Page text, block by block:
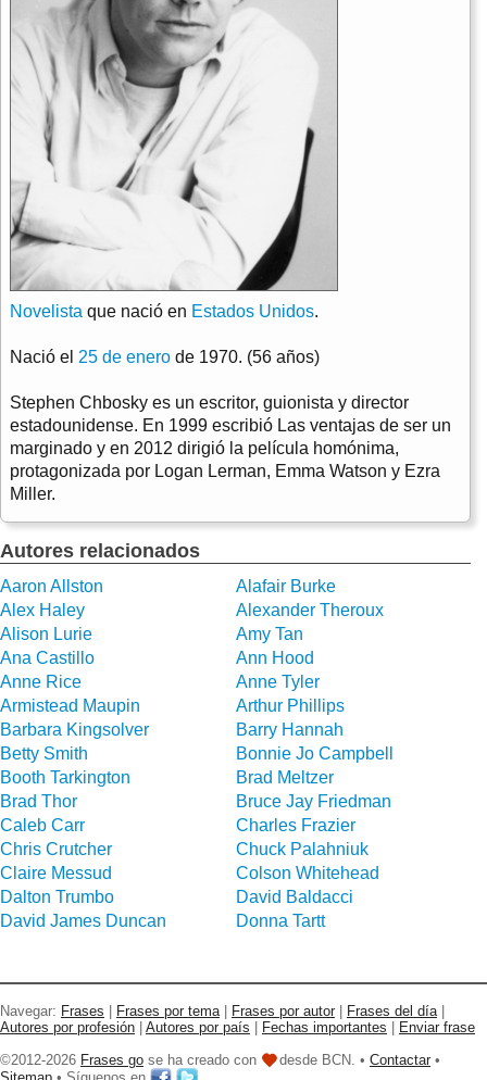
Novelista que nació en Estados Unidos.
Nació el 25 de enero de 1970. (56 años)
Stephen Chbosky es un escritor, guionista y director
estadounidense. En 1999 escribió Las ventajas de ser un
marginado y en 2012 dirigió la película homónima,
protagonizada por Logan Lerman, Emma Watson y Ezra
Miller.
Autores relacionados
Aaron Allston
Alafair Burke
Alex Haley
Alexander Theroux
Alison Lurie
Amy Tan
Ana Castillo
Ann Hood
Anne Rice
Anne Tyler
Armistead Maupin
Arthur Phillips
Barbara Kingsolver
Barry Hannah
Betty Smith
Bonnie Jo Campbell
Booth Tarkington
Brad Meltzer
Brad Thor
Bruce Jay Friedman
Caleb Carr
Charles Frazier
Chris Crutcher
Chuck Palahniuk
Claire Messud
Colson Whitehead
Dalton Trumbo
David Baldacci
David James Duncan
Donna Tartt
Navegar: Frases | Frases por tema | Frases por autor | Frases del día |
Autores por profesión | Autores por país | Fechas importantes | Enviar frase
©2012-2026 Frases go se ha creado con desde BCN. • Contactar •